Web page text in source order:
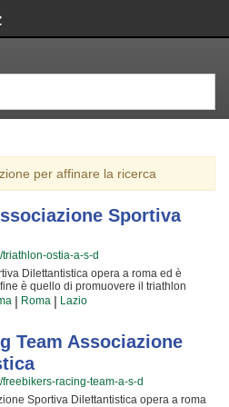
per affinare la ricerca
Sportiva
ostia-a-s-d
Dilettantistica opera a roma ed è
è quello di promuovere il triathlon
bambini, ragazzi e adulti. L'attività è
capacità motorie e fisiche degli atleti
personali che si acquisiscono
Proprio per questo motivo gli
provincia e sono capaci di trasmettere
Sportiva Dilettantistica crede
i sacrifici e la continua ricerca della
limiti personali rendono il triathlon
stupiti. Triathlon Ostia
| Roma | Lazio
Team Associazione
racing-team-a-s-d
Sportiva Dilettantistica opera a roma